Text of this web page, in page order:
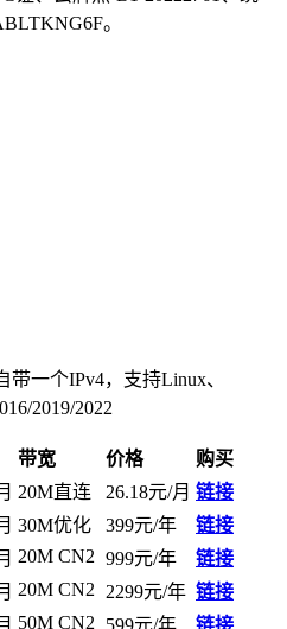
。
一个IPv4，支持Linux、
2019/2022
带宽 价格
购买
20M直连 26.18元/月 链接
30M优化 399元/年
链接
20M CN2 999元/年
链接
20M CN2 2299元/年 链接
50M CN2